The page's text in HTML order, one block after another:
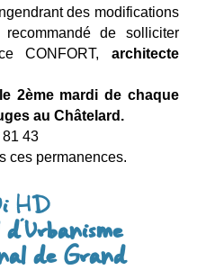
des modifications
de solliciter
CONFORT, architecte
2ème mardi de chaque
au Châtelard.
43
ces permanences.
HD
de Grand